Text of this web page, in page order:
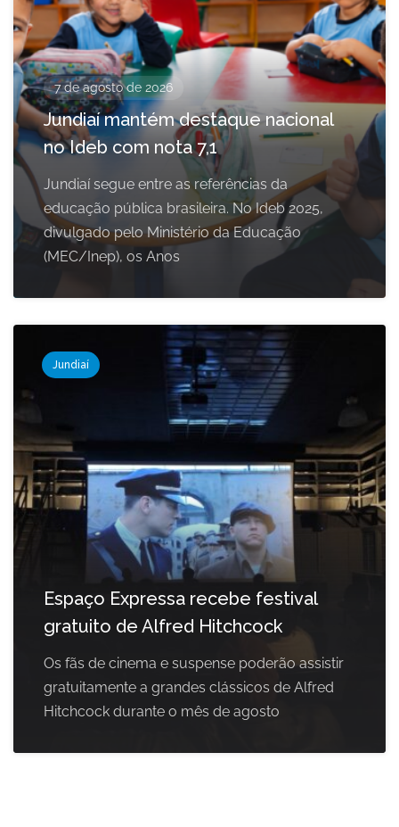
7 de agosto de 2026
Jundiaí mantém destaque nacional
no Ideb com nota 7,1
Jundiaí segue entre as referências da
educação pública brasileira. No Ideb 2025,
divulgado pelo Ministério da Educação
(MEC/Inep), os Anos
Jundiaí
Espaço Expressa recebe festival
gratuito de Alfred Hitchcock
Os fãs de cinema e suspense poderão assistir
gratuitamente a grandes clássicos de Alfred
Hitchcock durante o mês de agosto